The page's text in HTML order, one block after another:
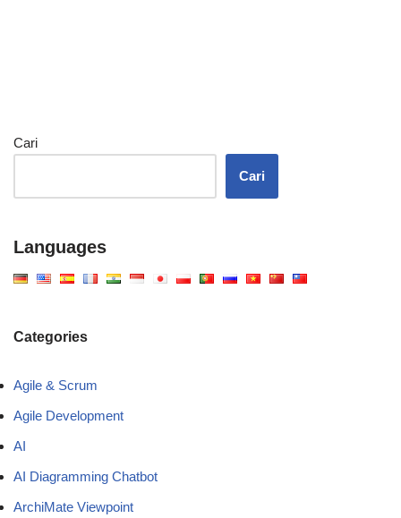
Cari
Cari
Languages
Categories
Agile & Scrum
Agile Development
AI
AI Diagramming Chatbot
ArchiMate Viewpoint